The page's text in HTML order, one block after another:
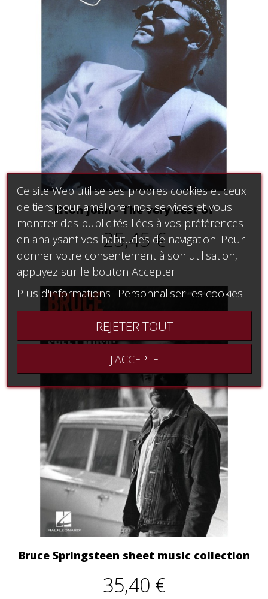
Elton John - The very best of
25,45 €
Bruce Springsteen sheet music collection
35,40 €
Ce site Web utilise ses propres cookies et ceux
de tiers pour améliorer nos services et vous
montrer des publicités liées à vos préférences
en analysant vos habitudes de navigation. Pour
donner votre consentement à son utilisation,
appuyez sur le bouton Accepter.
Plus d'informations
Personnaliser les cookies
REJETER TOUT
J'ACCEPTE